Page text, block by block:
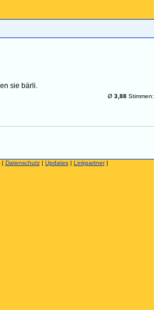
sie bärli.
Ø 3,88 Stimmen:
| Datenschutz| Updates| Linkpartner|